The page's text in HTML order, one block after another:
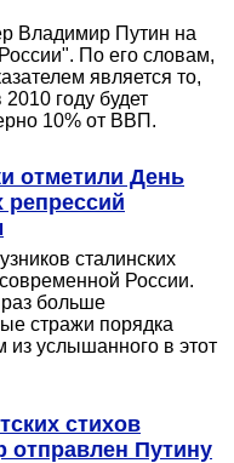
Владимир Путин на
По его словам,
является то,
году будет
10% от ВВП.
отметили День
репрессий
сталинских
России.
больше
стражи порядка
из услышанного в этот
стихов
отправлен Путину